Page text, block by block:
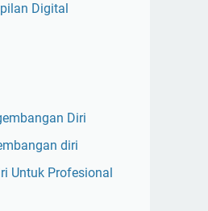
Digital
Diri
diri
Untuk Profesional